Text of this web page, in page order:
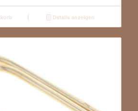
Details anzeigen